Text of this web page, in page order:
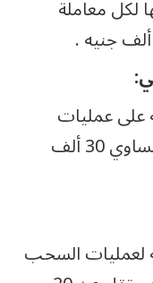
150 جنيهاً لكل معاملة
100 جنيه على عمليات
السحب للمبالغ الأقل من أو تساوي 30 ألف
بقيمة 100 جنيه لعمليات السحب